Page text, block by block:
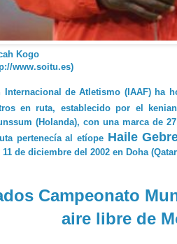
Kogo
www.soitu.es)
Internacional de Atletismo (IAAF) ha
en ruta, establecido por el
(Holanda), con una marca de
pertenecía al etíope Haile
de diciembre del 2002 en Doha
Campeonato
aire libre de